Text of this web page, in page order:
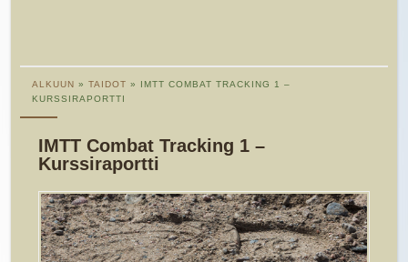
ALKUUN »TAIDOT » IMTT COMBAT TRACKING 1 –
KURSSIRAPORTTI
IMTT Combat Tracking 1 –
Kurssiraportti